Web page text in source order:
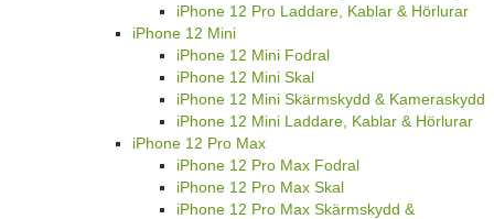
iPhone 12 Pro Laddare, Kablar & Hörlurar
iPhone 12 Mini
iPhone 12 Mini Fodral
iPhone 12 Mini Skal
iPhone 12 Mini Skärmskydd & Kameraskydd
iPhone 12 Mini Laddare, Kablar & Hörlurar
iPhone 12 Pro Max
iPhone 12 Pro Max Fodral
iPhone 12 Pro Max Skal
iPhone 12 Pro Max Skärmskydd &